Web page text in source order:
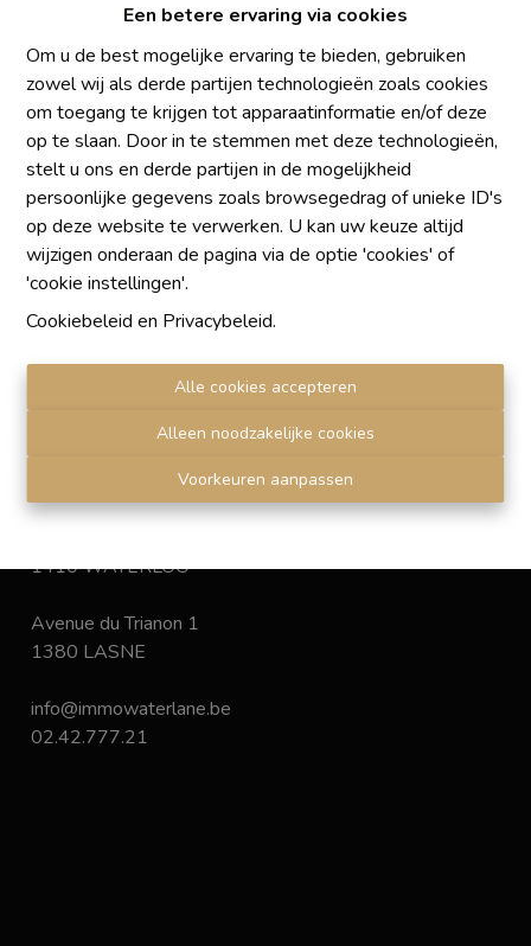
Een betere ervaring via cookies
Om u de best mogelijke ervaring te bieden, gebruiken
zowel wij als derde partijen technologieën zoals cookies
om toegang te krijgen tot apparaatinformatie en/of deze
op te slaan. Door in te stemmen met deze technologieën,
stelt u ons en derde partijen in de mogelijkheid
persoonlijke gegevens zoals browsegedrag of unieke ID's
op deze website te verwerken. U kan uw keuze altijd
wijzigen onderaan de pagina via de optie 'cookies' of
'cookie instellingen'.
Cookiebeleid en Privacybeleid.
Alle cookies accepteren
Alleen noodzakelijke cookies
Voorkeuren aanpassen
Chaque agence est juridiquement et financièrement
indépendante
SRL IMMO Water Lane - TVA BE 0755330288
Agrétion I.P.I. N° 510.423
RC professionnelle et cautionnement vis AXA Belgium
N° 730.390.160
Institut professionnel des agents immobiliers, rue du
Luxembourg 16 B, 1000 Bruxelles. Le
déontologiede l'Institut professionnel des agents
Privacy statement
1410 WATERLOO
Avenue du Trianon 1
1380 LASNE
info@immowaterlane.be
02.42.777.21